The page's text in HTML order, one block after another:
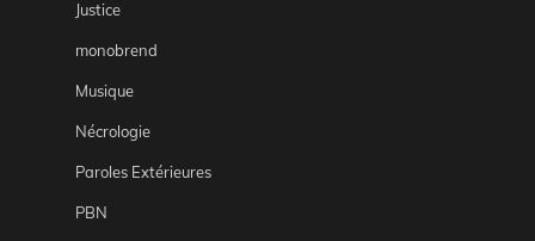
Justice
monobrend
Musique
Nécrologie
Paroles Extérieures
PBN